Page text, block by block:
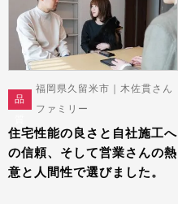
品
福岡県久留米市｜木佐貫さん
ファミリー
住宅性能の良さと自社施工へ
の信頼、そして営業さんの熱
意と人間性で選びました。